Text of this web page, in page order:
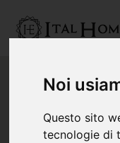
Noi
Questo sito
tecnologie di